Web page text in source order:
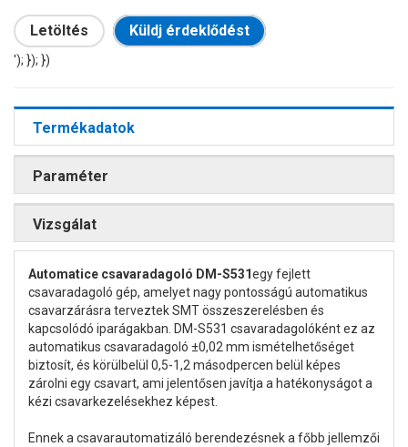
Letöltés Küldj érdeklődést
'); }); })
Termékadatok
Paraméter
Vizsgálat
Automatice csavaradagoló DM-S531egy fejlett
csavaradagoló gép, amelyet nagy pontosságú automatikus
csavarzárásra terveztek SMT összeszerelésben és
kapcsolódó iparágakban. DM-S531 csavaradagolóként ez az
automatikus csavaradagoló ±0,02 mm ismételhetőséget
biztosít, és körülbelül 0,5-1,2 másodpercen belül képes
zárolni egy csavart, ami jelentősen javítja a hatékonyságot a
kézi csavarkezelésekhez képest.
Ennek a csavarautomatizáló berendezésnek a főbb jellemzői